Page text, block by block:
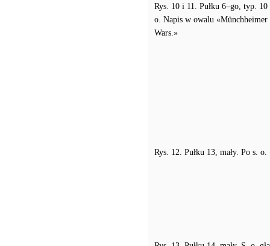
Rys. 10 i 11. Pułku 6–go, typ.
o. Napis w owalu «Münchheimer
Wars.»
Rys. 12. Pułku 13, mały. Po s.